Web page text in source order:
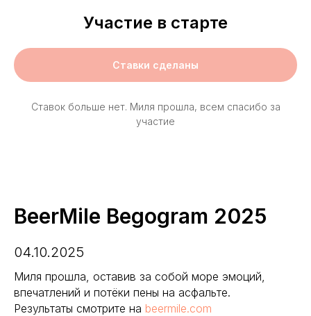
Участие в старте
Ставки сделаны
Ставок больше нет. Миля прошла, всем спасибо за
участие
BeerMile Begogram 2025
04.10.2025
Миля прошла, оставив за собой море эмоций,
впечатлений и потёки пены на асфальте.
Результаты смотрите на beermile.com